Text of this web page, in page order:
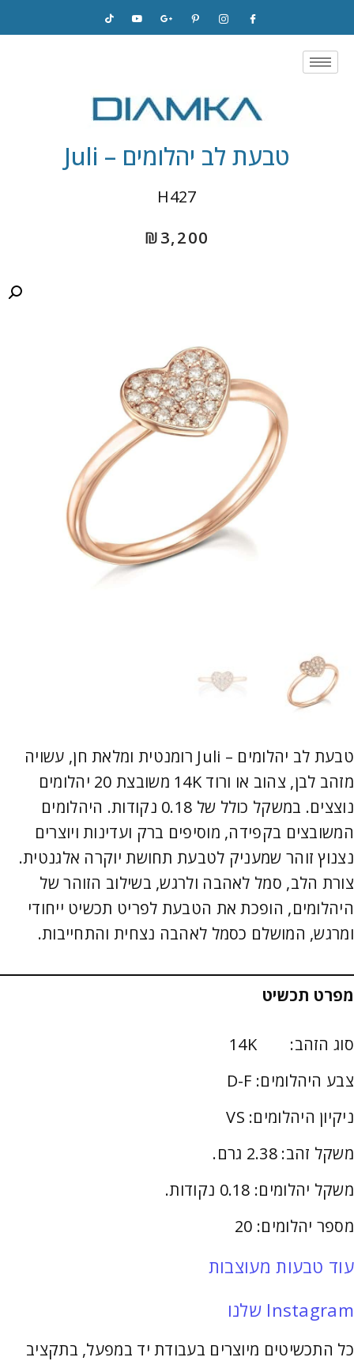
Skip
to
טבעת לב יהלומים – Juli
H427
₪3,200
טבעת לב יהלומים – Juli רומנטית ומלאת חן, עשויה
מזהב לבן, צהוב או ורוד 14K משובצת 20 יהלומים
נוצצים. במשקל כולל של 0.18 נקודות. היהלומים
המשובצים בקפידה, מוסיפים ברק ועדינות ויוצרים
נצנוץ זוהר שמעניק לטבעת תחושת יוקרה אלגנטית.
צורת הלב, סמל לאהבה ולרגש, בשילוב הזוהר של
היהלומים, הופכת את הטבעת לפריט תכשיט ייחודי
ומרגש, המושלם כסמל לאהבה נצחית והתחייבות.
מפרט תכשיט
סוג הזהב: 14K
צבע היהלומים: D-F
ניקיון היהלומים: VS
משקל זהב: 2.38 גרם.
משקל יהלומים: 0.18 נקודות.
מספר יהלומים: 20
עוד טבעות מעוצבות
Instagram שלנו
כל התכשיטים מיוצרים בעבודת יד במפעל, בתקציב